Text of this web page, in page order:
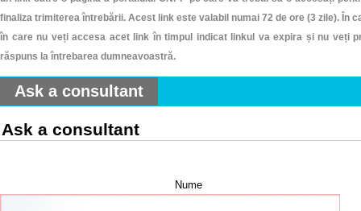
finaliza trimiterea întrebării. Acest link este valabil numai 72 de ore (3 zile). În
în care nu veți accesa acet link în timpul indicat linkul va expira și nu veți
răspuns la întrebarea dumneavoastră.
Ask a consultant
Ask a consultant
Nume